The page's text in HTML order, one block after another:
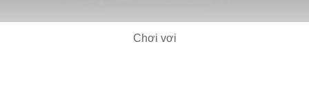
Chơi vơi